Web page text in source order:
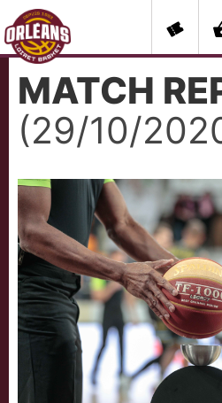
MATCH
(29/10/